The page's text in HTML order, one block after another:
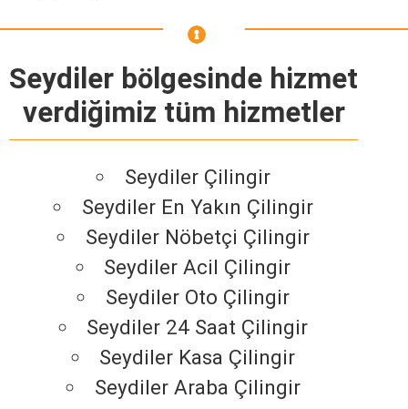
Seydiler bölgesinde hizmet
verdiğimiz tüm hizmetler
Seydiler Çilingir
Seydiler En Yakın Çilingir
Seydiler Nöbetçi Çilingir
Seydiler Acil Çilingir
Seydiler Oto Çilingir
Seydiler 24 Saat Çilingir
Seydiler Kasa Çilingir
Seydiler Araba Çilingir